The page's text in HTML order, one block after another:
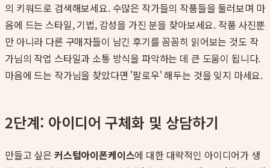
의 키워드로 검색해보세요. 수많은 작가들의 작품들을 둘러보며 마
음에 드는 스타일, 기법, 감성을 가진 분을 찾아보세요. 작품 사진뿐
만 아니라 다른 구매자들이 남긴 후기를 꼼꼼히 읽어보는 것도 작
가님의 작업 스타일과 소통 방식을 파악하는 데 큰 도움이 됩니다.
마음에 드는 작가님을 찾았다면 '팔로우' 해두는 것을 잊지 마세요.
2단계: 아이디어 구체화 및 상담하기
만들고 싶은 커스텀아이폰케이스에 대한 대략적인 아이디어가 생